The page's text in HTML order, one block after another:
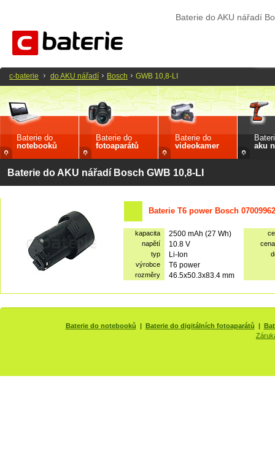
Baterie do AKU nářadí
Baterie do
notebooků
Baterie do
fotoaparátů
Baterie do
videokamer
aku
Baterie do AKU nářadí Bosch GWB 10,8-LI
Baterie T6 power Bosch
kapacita 2500 mAh (27 Wh)
napětí
10.8 V
typ
Li-Ion
výrobce
T6 power
rozměry 46.5x50.3x83.4 mm
c-baterie do AKU nářadí Bosch GWB 10,8-LI
Baterie do notebooků | Baterie do digitálních fotoaparátů |